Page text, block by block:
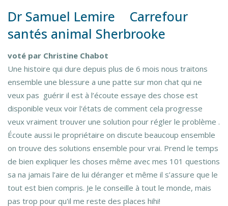
Dr Samuel Lemire Carrefour
santés animal Sherbrooke
voté par Christine Chabot
Une histoire qui dure depuis plus de 6 mois nous traitons
ensemble une blessure a une patte sur mon chat qui ne
veux pas guérir il est à l’écoute essaye des chose est
disponible veux voir l'états de comment cela progresse
veux vraiment trouver une solution pour régler le problème .
Écoute aussi le propriétaire on discute beaucoup ensemble
on trouve des solutions ensemble pour vrai. Prend le temps
de bien expliquer les choses même avec mes 101 questions
sa na jamais l’aire de lui déranger et même il s’assure que le
tout est bien compris. Je le conseille à tout le monde, mais
pas trop pour qu'il me reste des places hihi!